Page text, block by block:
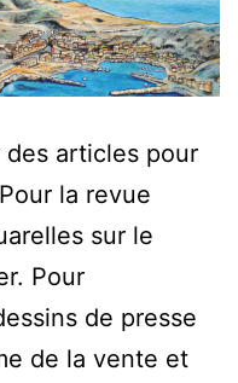
des articles pour
la revue
sur le
Pour
de presse
de la vente et